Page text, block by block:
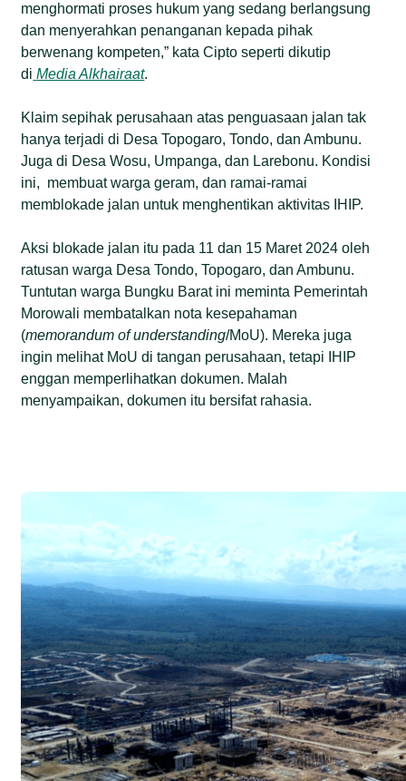
menghormati proses hukum yang sedang berlangsung
dan menyerahkan penanganan kepada pihak
berwenang kompeten,” kata Cipto seperti dikutip
di Media Alkhairaat.
Klaim sepihak perusahaan atas penguasaan jalan tak
hanya terjadi di Desa Topogaro, Tondo, dan Ambunu.
Juga di Desa Wosu, Umpanga, dan Larebonu. Kondisi
ini, membuat warga geram, dan ramai-ramai
memblokade jalan untuk menghentikan aktivitas IHIP.
Aksi blokade jalan itu pada 11 dan 15 Maret 2024 oleh
ratusan warga Desa Tondo, Topogaro, dan Ambunu.
Tuntutan warga Bungku Barat ini meminta Pemerintah
Morowali membatalkan nota kesepahaman
(memorandum of understanding/MoU). Mereka juga
ingin melihat MoU di tangan perusahaan, tetapi IHIP
enggan memperlihatkan dokumen. Malah
menyampaikan, dokumen itu bersifat rahasia.